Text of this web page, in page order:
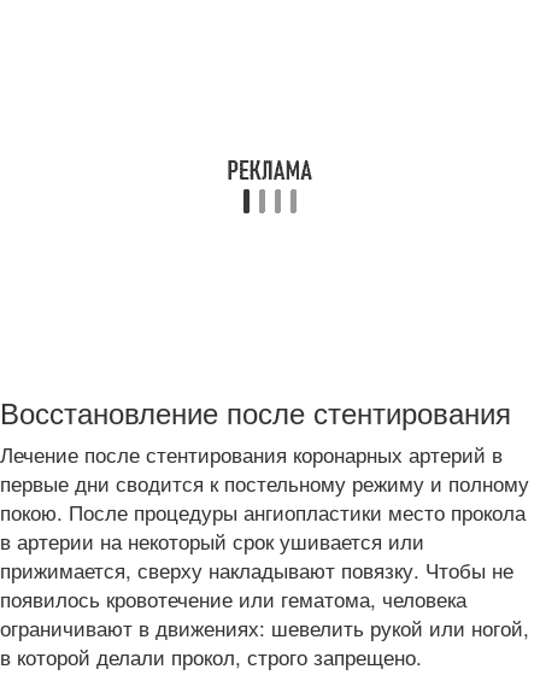
Восстановление после стентирования
Лечение после стентирования коронарных артерий в
первые дни сводится к постельному режиму и полному
покою. После процедуры ангиопластики место прокола
в артерии на некоторый срок ушивается или
прижимается, сверху накладывают повязку. Чтобы не
появилось кровотечение или гематома, человека
ограничивают в движениях: шевелить рукой или ногой,
в которой делали прокол, строго запрещено.